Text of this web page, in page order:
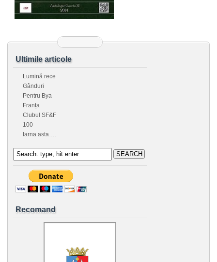
Ultimile articole
Lumină rece
Gânduri
Pentru Bya
Franța
Clubul SF&F
100
Iarna asta….
Recomand